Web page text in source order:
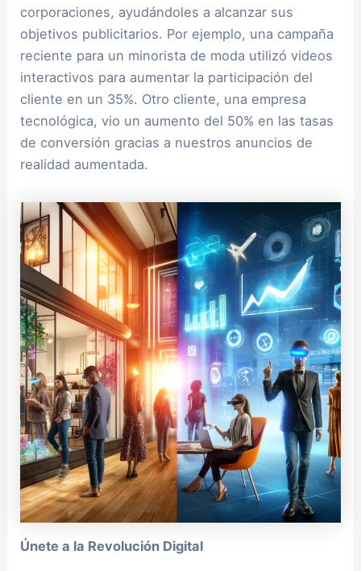
corporaciones, ayudándoles a alcanzar sus
objetivos publicitarios. Por ejemplo, una campaña
reciente para un minorista de moda utilizó videos
interactivos para aumentar la participación del
cliente en un 35%. Otro cliente, una empresa
tecnológica, vio un aumento del 50% en las tasas
de conversión gracias a nuestros anuncios de
realidad aumentada.
Únete a la Revolución Digital